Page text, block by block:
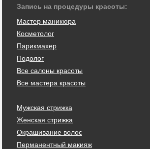
Запись на процедуры красоты:
Мастер маникюра
Косметолог
Парикмахер
Подолог
Все салоны красоты
Все мастера красоты
Мужская стрижка
Женская стрижка
Окрашивание волос
Перманентный макияж